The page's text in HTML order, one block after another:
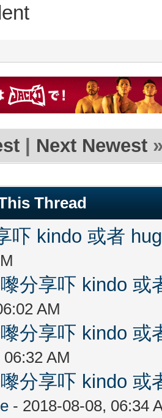
| Next Newest
Thread
吓 kindo 或者
分享吓 kindo 或
AM
分享吓 kindo 或
AM
分享吓 kindo 或
- 2018-08-08, 06:34